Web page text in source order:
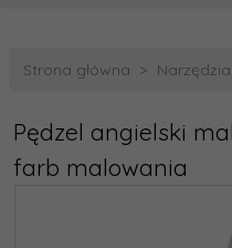
Strona główna Narzędzia
Pędzel angielski
farb malowania